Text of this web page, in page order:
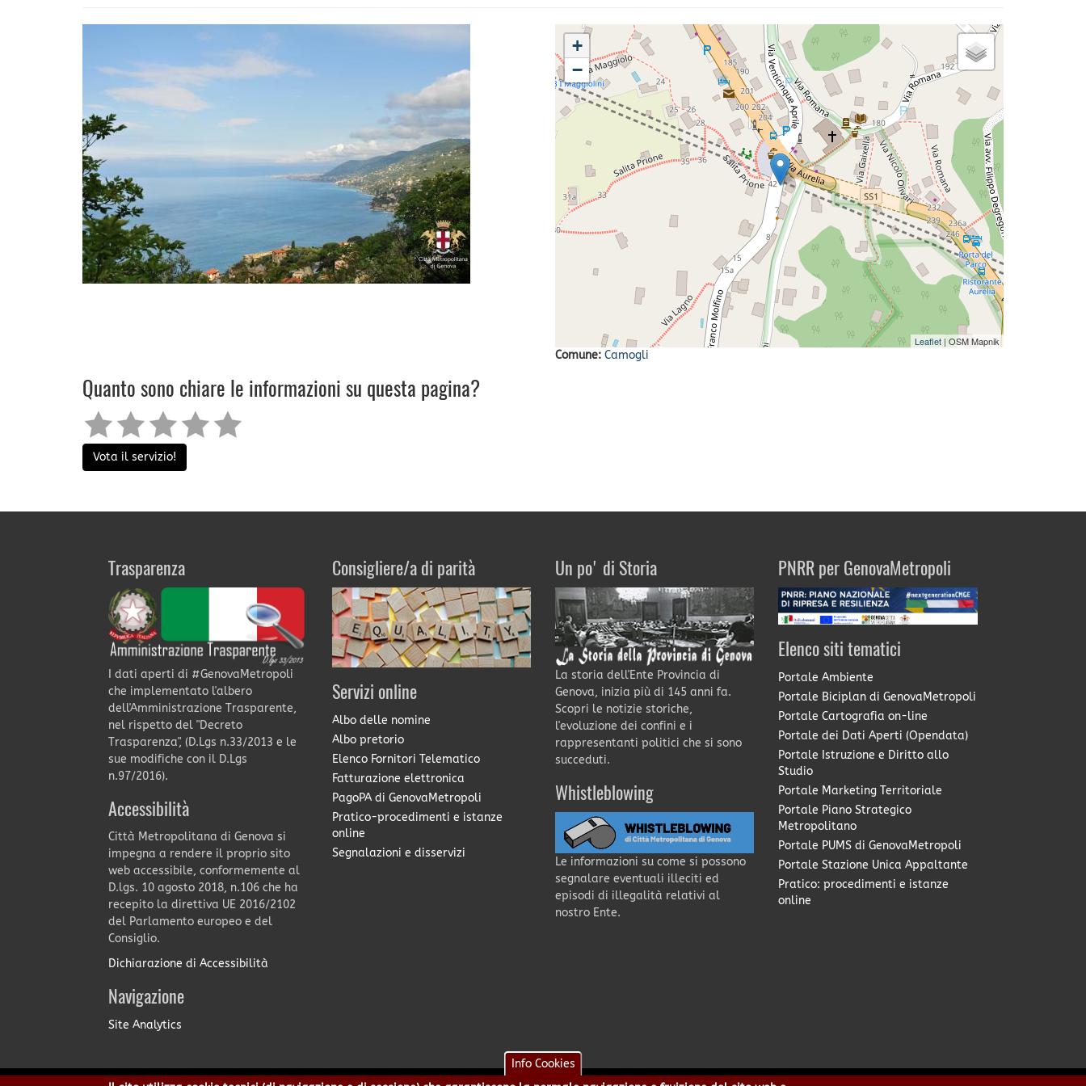
+
−
Leaflet | OSM Mapnik
Comune: Camogli
Quanto sono chiare le informazioni su questa pagina?
Vota il servizio!
Trasparenza
I dati aperti di #GenovaMetropoli
che implementato l'albero
dell'Amministrazione Trasparente,
nel rispetto del "Decreto
Trasparenza", (D.Lgs n.33/2013 e le
sue modifiche con il D.Lgs
n.97/2016).
Accessibilità
Città Metropolitana di Genova si
impegna a rendere il proprio sito
web accessibile, conformemente al
D.lgs. 10 agosto 2018, n.106 che ha
recepito la direttiva UE 2016/2102
del Parlamento europeo e del
Consiglio.
Dichiarazione di Accessibilità
Navigazione
Site Analytics
Consigliere/a di parità
Servizi online
Albo delle nomine
Albo pretorio
Elenco Fornitori Telematico
Fatturazione elettronica
PagoPA di GenovaMetropoli
Pratico-procedimenti e istanze
online
Segnalazioni e disservizi
Un po' di Storia
La storia dell'Ente Provincia di
Genova, inizia più di 145 anni fa.
Scopri le notizie storiche,
l'evoluzione dei confini e i
rappresentanti politici che si sono
succeduti.
Whistleblowing
Le informazioni su come si possono
segnalare eventuali illeciti ed
episodi di illegalità relativi al
nostro Ente.
PNRR per GenovaMetropoli
Elenco siti tematici
Portale Ambiente
Portale Biciplan di GenovaMetropoli
Portale Cartografia on-line
Portale dei Dati Aperti (Opendata)
Portale Istruzione e Diritto allo
Studio
Portale Marketing Territoriale
Portale Piano Strategico
Metropolitano
Portale PUMS di GenovaMetropoli
Portale Stazione Unica Appaltante
Pratico: procedimenti e istanze
online
Info Cookies